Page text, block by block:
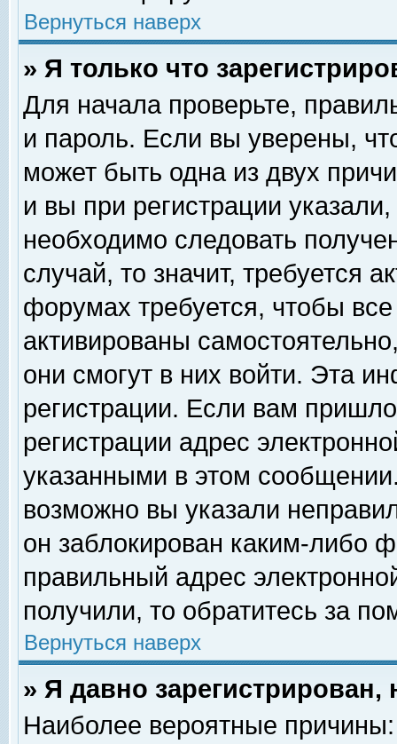
Вернуться наверх
» Я только что
Для начала проверьте,
и пароль. Если вы уверены,
может быть одна из двух
и вы при регистрации
необходимо следовать
случай, то значит, требуется
форумах требуется, чтобы
активированы
они смогут в них войти. Эта
регистрации. Если вам
регистрации адрес
указанными в этом
возможно вы указали
он заблокирован каким-либо
правильный адрес
получили, то обратитесь за
Вернуться наверх
» Я давно
Наиболее вероятные